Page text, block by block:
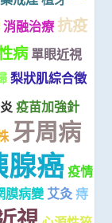
消融治療 抗疫
病 單眼近視
梨狀肌綜合徵
疫苗加強針
牙周病
腺癌 疫情
膜病變 艾灸 痔